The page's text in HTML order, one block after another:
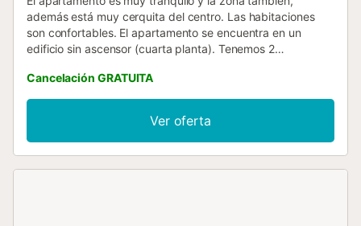
además está muy cerquita del centro. Las habitaciones
son confortables. El apartamento se encuentra en un
edificio sin ascensor (cuarta planta). Tenemos 2
con dos camas de 90). El alojamiento cuenta con
calefacción central....
Cancelación GRATUITA
Ver oferta